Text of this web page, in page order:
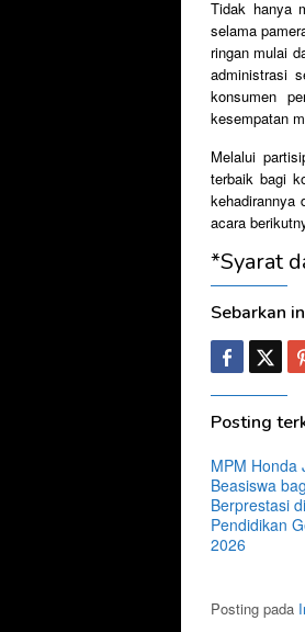
Tidak hanya
selama
ringan mulai
administrasi
konsumen
kesempatan
Melalui
terbaik bagi
kehadirannya
acara
*Syarat
Sebarkan
Posting
MPM Honda
Beasiswa
Berprestasi
Pendidikan
2026
Posting pada